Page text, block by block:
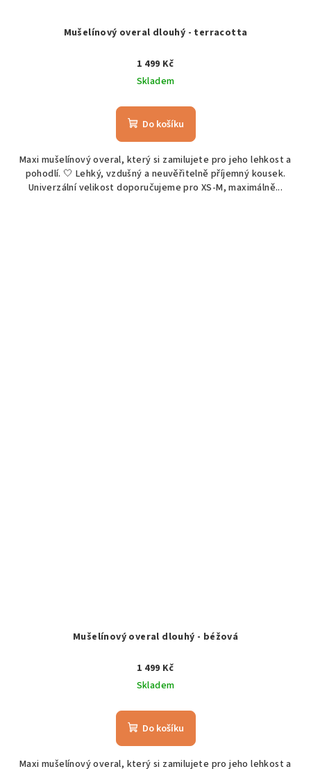
Mušelínový overal dlouhý - terracotta
1 499 Kč
Skladem
Do košíku
Maxi mušelínový overal, který si zamilujete pro jeho lehkost a
pohodlí. 🤍 Lehký, vzdušný a neuvěřitelně příjemný kousek.
Univerzální velikost doporučujeme pro XS-M, maximálně...
Mušelínový overal dlouhý - béžová
1 499 Kč
Skladem
Do košíku
Maxi mušelínový overal, který si zamilujete pro jeho lehkost a